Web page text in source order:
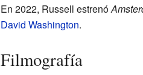
En 2022, Russell estrenó
David Washington.
Filmografía